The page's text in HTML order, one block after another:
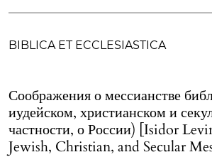
BIBLICA ET ECCLESIASTICA
Соображения о мессианстве
иудейском, христианском и
частности, о России) [Isidor
Jewish, Christian, and Secular